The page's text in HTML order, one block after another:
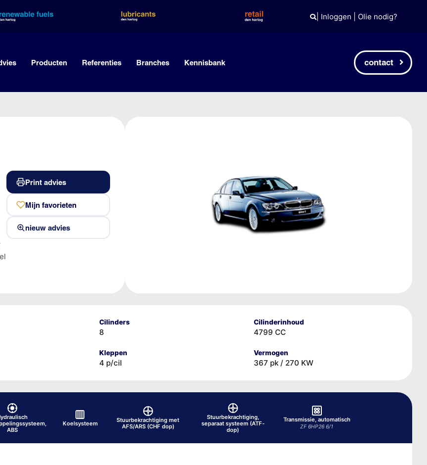
| Inloggen Olie nodig?
Producten Referenties Branches Kennisbank contact
Print advies
Mijn favorieten
nieuw advies
Cilinders
8
Cilinderinhoud
4799 CC
Kleppen
4 p/cil
Vermogen
367 pk / 270 KW
ABS
Koelsysteem
Stuurbekrachtiging met
AFS/ARS (CHF dop)
Stuurbekrachtiging,
separaat systeem (ATF-
dop)
Transmissie, automatisch
ZF 6HP26 6/1